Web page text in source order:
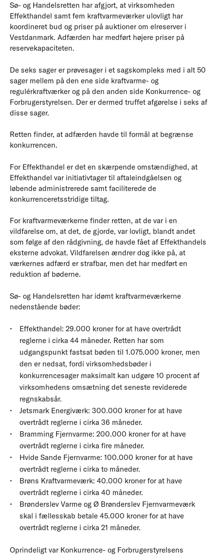
Sø- og Handelsretten har afgjort, at virksomheden
Effekthandel samt fem kraftvarmeværker ulovligt har
koordineret bud og priser på auktioner om elreserver i
Vestdanmark. Adfærden har medført højere priser på
reservekapaciteten.
De seks sager er prøvesager i et sagskompleks med i alt 50
sager mellem på den ene side kraftvarme- og
regulérkraftværker og på den anden side Konkurrence- og
Forbrugerstyrelsen. Der er dermed truffet afgørelse i seks af
disse sager.
Retten finder, at adfærden havde til formål at begrænse
konkurrencen.
For Effekthandel er det en skærpende omstændighed, at
Effekthandel var initiativtager til aftaleindgåelsen og
løbende administrerede samt faciliterede de
konkurrenceretsstridige tiltag.
For kraftvarmeværkerne finder retten, at de var i en
vildfarelse om, at det, de gjorde, var lovligt, blandt andet
som følge af den rådgivning, de havde fået af Effekthandels
eksterne advokat. Vildfarelsen ændrer dog ikke på, at
værkernes adfærd er strafbar, men det har medført en
reduktion af bøderne.
Sø- og Handelsretten har idømt kraftvarmeværkerne
nedenstående bøder:
Effekthandel: 29.000 kroner for at have overtrådt
reglerne i cirka 44 måneder. Retten har som
udgangspunkt fastsat bøden til 1.075.000 kroner, men
den er nedsat, fordi virksomhedsbøder i
konkurrencesager maksimalt kan udgøre 10 procent af
virksomhedens omsætning det seneste reviderede
regnskabsår.
Jetsmark Energiværk: 300.000 kroner for at have
overtrådt reglerne i cirka 36 måneder.
Bramming Fjernvarme: 200.000 kroner for at have
overtrådt reglerne i cirka fire måneder.
Hvide Sande Fjernvarme: 100.000 kroner for at have
overtrådt reglerne i cirka to måneder.
Brøns Kraftvarmeværk: 40.000 kroner for at have
overtrådt reglerne i cirka 40 måneder.
Brønderslev Varme og Ø Brønderslev Fjernvarmeværk
skal i fællesskab betale 45.000 kroner for at have
overtrådt reglerne i cirka 21 måneder.
Oprindeligt var Konkurrence- og Forbrugerstyrelsens